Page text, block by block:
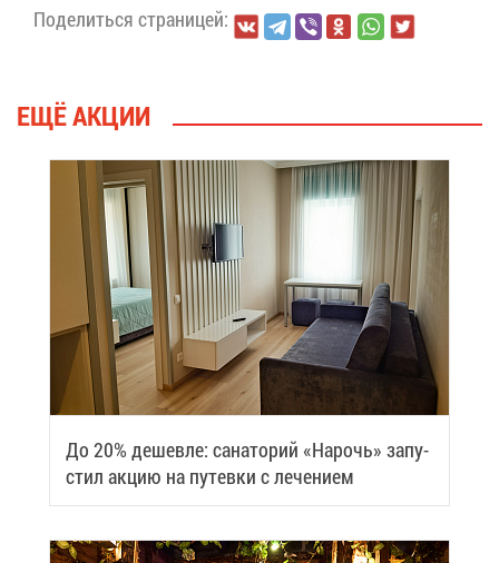
По­де­лить­ся стра­ни­цей:
ЕЩЁ АК­ЦИИ
До 20% де­шев­ле: са­на­то­рий «На­рочь» за­пу­
стил ак­цию на пу­тев­ки с ле­че­ни­ем